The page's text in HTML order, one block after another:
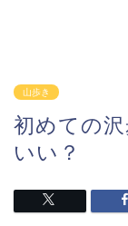
山歩き
初めての
いい？